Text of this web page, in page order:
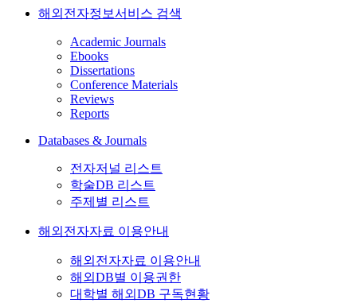
해외전자정보서비스 검색
Academic Journals
Ebooks
Dissertations
Conference Materials
Reviews
Reports
Databases & Journals
전자저널 리스트
학술DB 리스트
주제별 리스트
해외전자자료 이용안내
해외전자자료 이용안내
해외DB별 이용권한
대학별 해외DB 구독현황